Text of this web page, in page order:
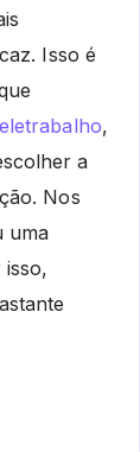
Isso é
,
a
Nos
uma